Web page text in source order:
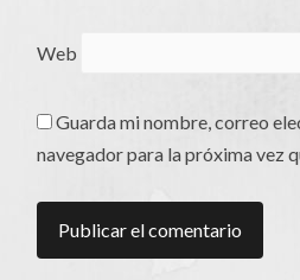
Web
Guarda mi nombre, correo
navegador para la próxima vez